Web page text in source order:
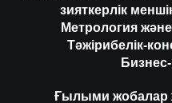
зияткерлік
Метрология
Тәжірибелік-
Ғылыми жобалар